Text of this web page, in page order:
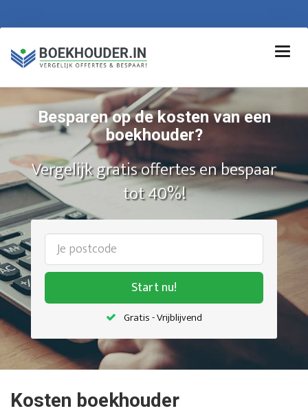
Besparen op de kosten van een
boekhouder?
Vergelijk gratis offertes en bespaar
tot 40%!
Start nu!
Gratis - Vrijblijvend
Kosten boekhouder